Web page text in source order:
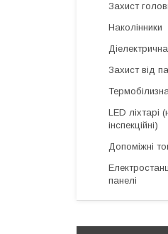
Захист
Наколінники
Захист від
LED ліхтарі
інспекційні)
Допоміжні
панелі